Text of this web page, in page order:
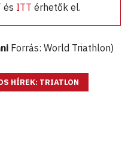
és ITT érhetők el.
Forrás: World Triathlon)
HÍREK: TRIATLON